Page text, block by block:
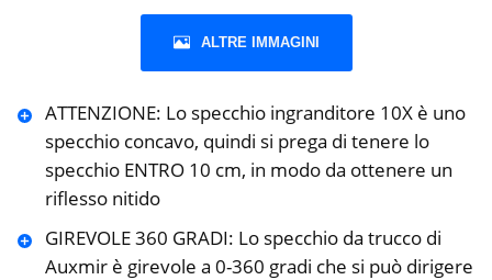
ALTRE IMMAGINI
ATTENZIONE: Lo specchio ingranditore 10X è uno
specchio concavo, quindi si prega di tenere lo
specchio ENTRO 10 cm, in modo da ottenere un
riflesso nitido
GIREVOLE 360 GRADI: Lo specchio da trucco di
Auxmir è girevole a 0-360 gradi che si può dirigere